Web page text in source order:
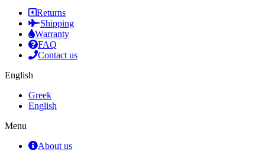
Returns
Shipping
Warranty
FAQ
Contact us
English
Greek
English
Menu
About us